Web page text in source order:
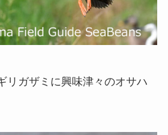
リガザミに興味津々のオサハ